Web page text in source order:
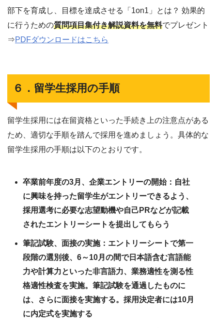
部下を育成し、目標を達成させる「1on1」とは？ 効果的
に行うための質問項目集付き解説資料を無料でプレゼント
⇒PDFダウンロードはこちら
６．留学生採用の手順
留学生採用には在留資格といった手続き上の注意点がある
ため、適切な手順を踏んで採用を進めましょう。具体的な
留学生採用の手順は以下のとおりです。
卒業前年度の3月、企業エントリーの開始：自社
に興味を持った留学生がエントリーできるよう、
採用選考に必要な志望動機や自己PRなどが記載
されたエントリーシートを提出してもらう
筆記試験、面接の実施：エントリーシートで第一
段階の選別後、6～10月の間で日本語含む言語能
力や計算力といった非言語力、業務適性を測る性
格適性検査を実施。筆記試験を通過したものに
は、さらに面接を実施する。採用決定者には10月
に内定式を実施する